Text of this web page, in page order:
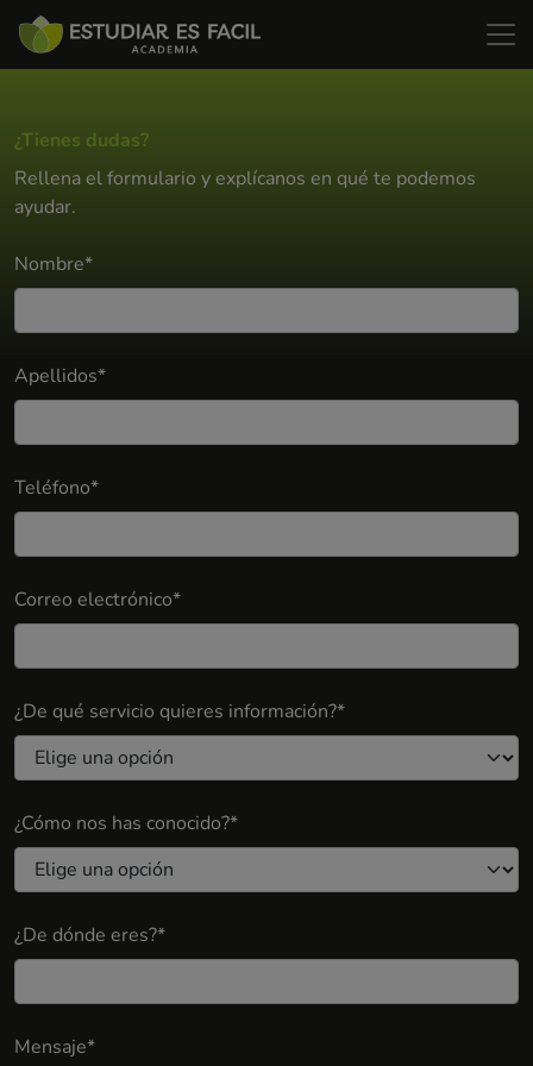
¿Tienes dudas?
Rellena el formulario y explícanos en qué te podemos
ayudar.
Nombre*
Apellidos*
Teléfono*
Correo electrónico*
¿De qué servicio quieres información?*
¿Cómo nos has conocido?*
¿De dónde eres?*
Mensaje*